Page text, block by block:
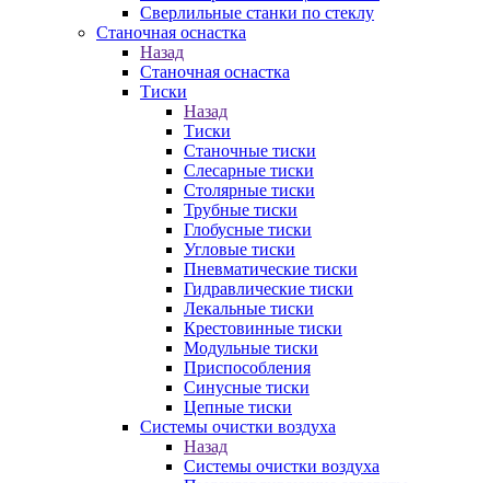
Сверлильные станки по стеклу
Станочная оснастка
Назад
Станочная оснастка
Тиски
Назад
Тиски
Станочные тиски
Слесарные тиски
Столярные тиски
Трубные тиски
Глобусные тиски
Угловые тиски
Пневматические тиски
Гидравлические тиски
Лекальные тиски
Крестовинные тиски
Модульные тиски
Приспособления
Синусные тиски
Цепные тиски
Системы очистки воздуха
Назад
Системы очистки воздуха